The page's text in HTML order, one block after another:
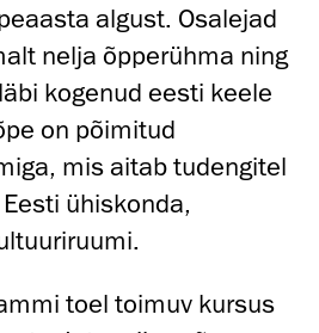
algust. Osalejad
nelja õpperühma ning
kogenud eesti keele
on põimitud
mis aitab tudengitel
ühiskonda,
toel toimuv kursus